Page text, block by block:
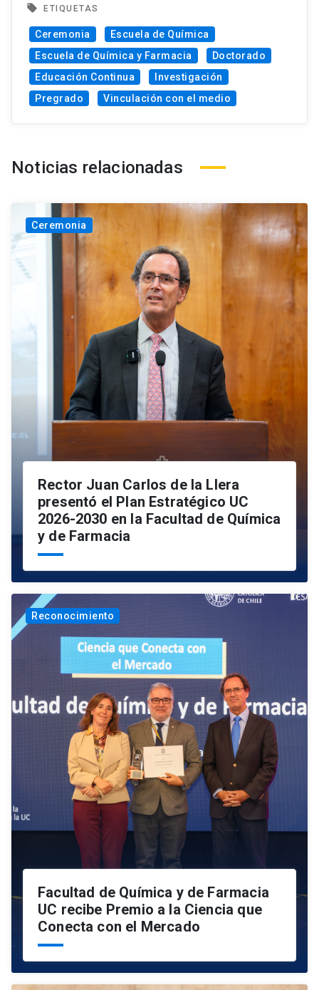
local_offer ETIQUETAS
Ceremonia
Escuela de Química
Escuela de Química y Farmacia
Doctorado
Educación Continua
Investigación
Pregrado
Vinculación con el medio
Noticias relacionadas
Ceremonia
Rector Juan Carlos de la Llera
presentó el Plan Estratégico UC
2026-2030 en la Facultad de Química
y de Farmacia
Reconocimiento
Facultad de Química y de Farmacia
UC recibe Premio a la Ciencia que
Conecta con el Mercado